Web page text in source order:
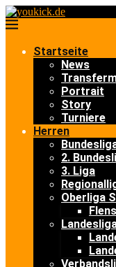
Startseite
News
Portrait
Story
Turniere
Herren
2.
3. Liga
Oberliga